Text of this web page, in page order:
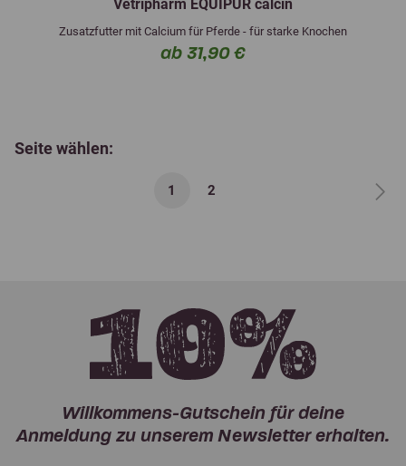
Vetripharm EQUIPUR calcin
Zusatzfutter mit Calcium für Pferde - für starke Knochen
ab 31,90 €
Seite wählen:
1 2
Willkommens-Gutschein für deine
Anmeldung zu unserem Newsletter erhalten.